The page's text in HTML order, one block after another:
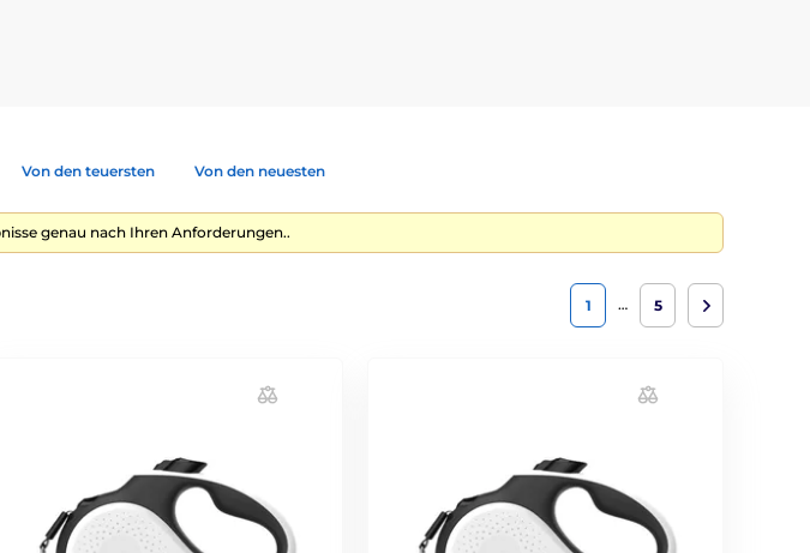
Von den teuersten Von den neuesten
genau nach Ihren Anforderungen..
1 … 5